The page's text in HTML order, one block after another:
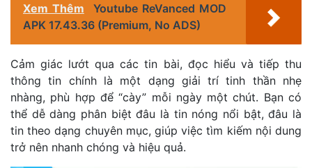
Xem Thêm
Youtube ReVanced MOD
APK 17.43.36 (Premium, No ADS)
Cảm giác lướt qua các tin bài, đọc hiểu và tiếp thu
thông tin chính là một dạng giải trí tinh thần nhẹ
nhàng, phù hợp để “cày” mỗi ngày một chút. Bạn có
thể dễ dàng phân biệt đâu là tin nóng nổi bật, đâu là
tin theo dạng chuyên mục, giúp việc tìm kiếm nội dung
trở nên nhanh chóng và hiệu quả.